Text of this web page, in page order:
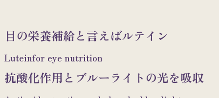
目の栄養補給と言えばルテイン
Luteinfor eye nutrition
抗酸化作用とブルーライトの光を吸収